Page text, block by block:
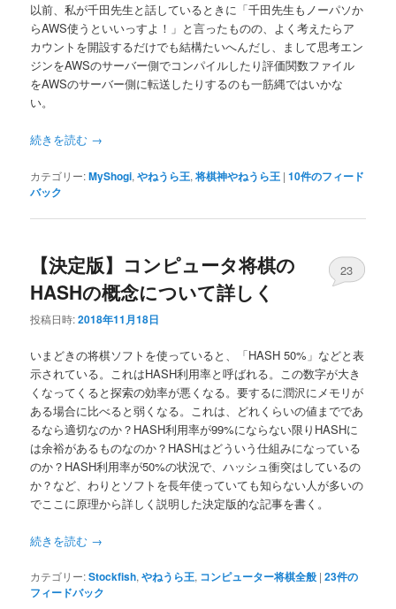
以前、私が千田先生と話しているときに「千田先生もノーパソか
らAWS使うといいっすよ！」と言ったものの、よく考えたらア
カウントを開設するだけでも結構たいへんだし、まして思考エン
ジンをAWSのサーバー側でコンパイルしたり評価関数ファイル
をAWSのサーバー側に転送したりするのも一筋縄ではいかな
い。
続きを読む →
カテゴリー:MyShogi,やねうら王,将棋神やねうら王 |10件のフィード
バック
【決定版】コンピュータ将棋の
HASHの概念について詳しく
投稿日時:2018年11月18日
23
いまどきの将棋ソフトを使っていると、「HASH 50%」などと表
示されている。これはHASH利用率と呼ばれる。この数字が大き
くなってくると探索の効率が悪くなる。要するに潤沢にメモリが
ある場合に比べると弱くなる。これは、どれくらいの値までであ
るなら適切なのか？HASH利用率が99%にならない限りHASHに
は余裕があるものなのか？HASHはどういう仕組みになっている
のか？HASH利用率が50%の状況で、ハッシュ衝突はしているの
か？など、わりとソフトを長年使っていても知らない人が多いの
でここに原理から詳しく説明した決定版的な記事を書く。
続きを読む →
カテゴリー:Stockfish,やねうら王, コンピューター将棋全般 |23件の
フィードバック